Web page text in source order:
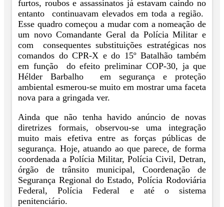
furtos, roubos e assassinatos já estavam caindo no
entanto continuavam elevados em toda a região.
Esse quadro começou a mudar com a nomeação de
um novo Comandante Geral da Polícia Militar e
com consequentes substituições estratégicas nos
comandos do CPR-X e do 15º Batalhão também
em função do efeito preliminar COP-30, ja que
Hélder Barbalho em segurança e proteção
ambiental esmerou-se muito em mostrar uma faceta
nova para a gringada ver.
Ainda que não tenha havido anúncio de novas
diretrizes formais, observou-se uma integração
muito mais efetiva entre as forças públicas de
segurança. Hoje, atuando ao que parece, de forma
coordenada a Polícia Militar, Polícia Civil, Detran,
órgão de trânsito municipal, Coordenação de
Segurança Regional do Estado, Polícia Rodoviária
Federal, Polícia Federal e até o sistema
penitenciário.